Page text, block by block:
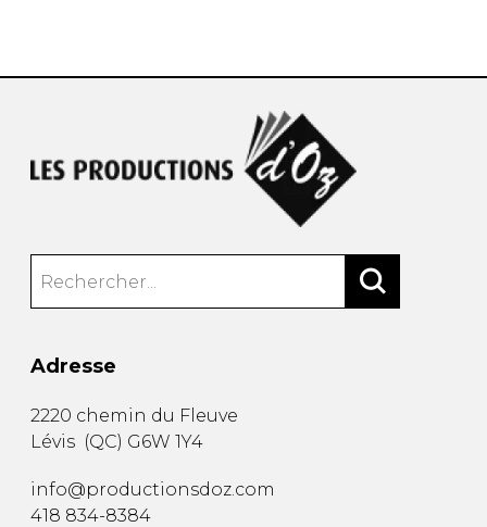
Adresse
2220 chemin du Fleuve
Lévis (QC) G6W 1Y4
info@productionsdoz.com
418 834-8384